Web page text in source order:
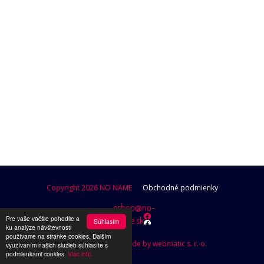
Súhlasím
Pre vaše väčšie pohodlie a
ku analýze návštevnosti
používame na stránke cookies. Ďalším
využívaním našich služieb súhlasíte s
podmienkami cookies. Viac info.
Copyright 2026 NO NAME Obchodné podmienky
eshop@no-
name.sk
Design by Brutusik, Code by webmatic s. r. o.